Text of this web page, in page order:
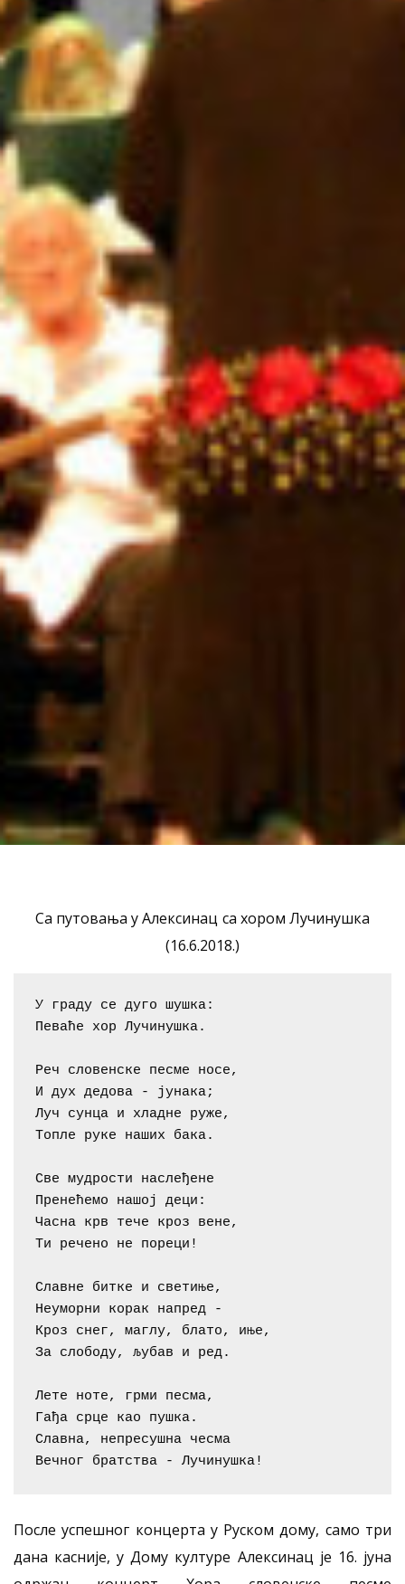
Са путовања у Алексинац са хором Лучинушка
(16.6.2018.)
У граду се дуго шушка:
Певаће хор Лучинушка.
Реч словенске песме носе,
И дух дедова - јунака;
Луч сунца и хладне руже,
Топле руке наших бака.
Све мудрости наслеђене
Пренећемо нашој деци:
Часна крв тече кроз вене,
Ти речено не пореци!
Славне битке и светиње,
Неуморни корак напред -
Кроз снег, маглу, блато, иње,
За слободу, љубав и ред.
Лете ноте, грми песма,
Гађа срце као пушка.
Славна, непресушна чесма
Вечног братства - Лучинушка!
После успешног концерта у Руском дому, само три
дана касније, у Дому културе Алексинац је 16. јуна